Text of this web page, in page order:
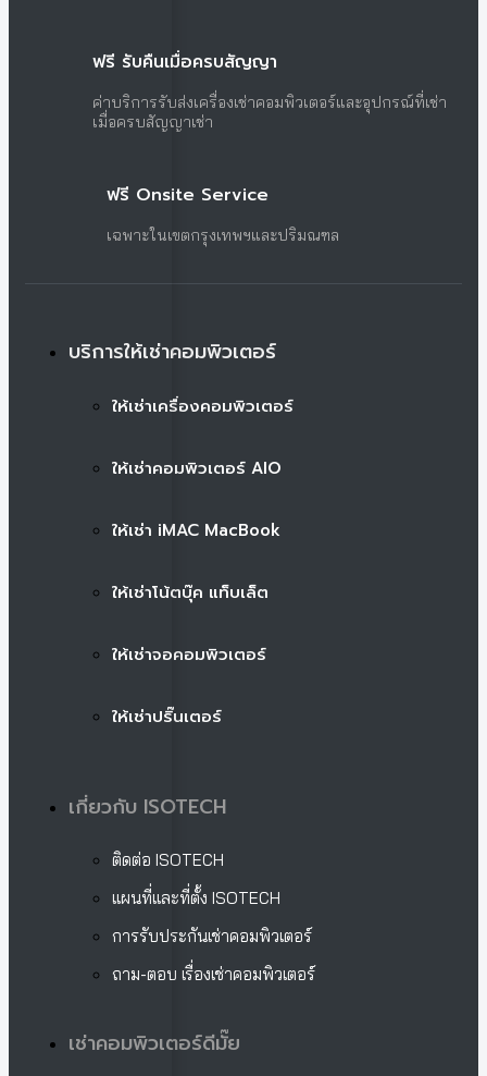
ฟรี รับคืนเมื่อครบสัญญา
ค่าบริการรับส่งเครื่องเช่าคอมพิวเตอร์และอุปกรณ์ที่เช่า
เมื่อครบสัญญาเช่า
ฟรี Onsite Service
เฉพาะในเขตกรุงเทพฯและปริมณฑล
บริการให้เช่าคอมพิวเตอร์
ให้เช่าเครื่องคอมพิวเตอร์
ให้เช่าคอมพิวเตอร์ AIO
ให้เช่า iMAC MacBook
ให้เช่าโน้ตบุ๊ค แท็บเล็ต
ให้เช่าจอคอมพิวเตอร์
ให้เช่าปริ๊นเตอร์
เกี่ยวกับ ISOTECH
ติดต่อ ISOTECH
แผนที่และที่ตั้ง ISOTECH
การรับประกันเช่าคอมพิวเตอร์
ถาม-ตอบ เรื่องเช่าคอมพิวเตอร์
เช่าคอมพิวเตอร์ดีมั๊ย